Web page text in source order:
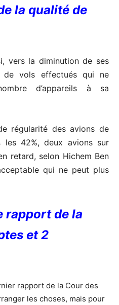
la qualité de
vers la diminution de ses
vols effectués qui ne
d’appareils à sa
régularité des avions de
les 42%, deux avions sur
retard, selon Hichem Ben
qui ne peut plus
rapport de la
et 2
rapport de la Cour des
les choses, mais pour